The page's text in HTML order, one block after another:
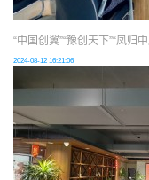
“中国创翼”“豫创天下”“凤归
2024-08-12 16:21:06